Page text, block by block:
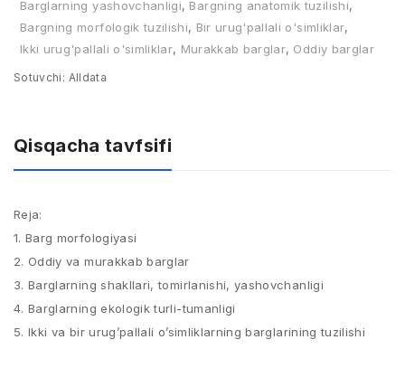
Barglarning yashovchanligi, Bargning anatomik tuzilishi,
Bargning morfologik tuzilishi, Bir urug'pallali o'simliklar,
Ikki urug'pallali o'simliklar, Murakkab barglar, Oddiy barglar
Sotuvchi: Alldata
Qisqacha tavfsifi
Reja:
1. Barg morfologiyasi
2. Oddiy va murakkab barglar
3. Barglarning shakllari, tomirlanishi, yashovchanligi
4. Barglarning ekologik turli-tumanligi
5. Ikki va bir urug’pallali o’simliklarning barglarining tuzilishi